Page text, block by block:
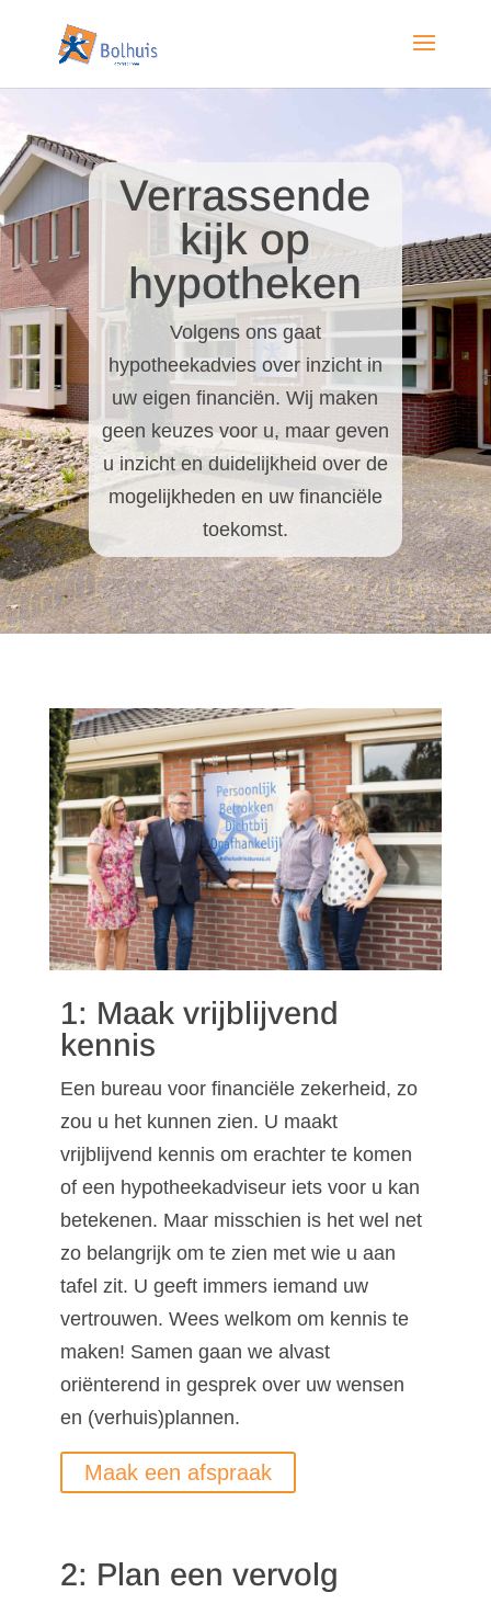
Verrassende
kijk op
hypotheken
Volgens ons gaat
hypotheekadvies over inzicht in
uw eigen financiën. Wij maken
geen keuzes voor u, maar geven
u inzicht en duidelijkheid over de
mogelijkheden en uw financiële
toekomst.
1: Maak vrijblijvend
kennis
Een bureau voor financiële zekerheid, zo
zou u het kunnen zien. U maakt
vrijblijvend kennis om erachter te komen
of een hypotheekadviseur iets voor u kan
betekenen. Maar misschien is het wel net
zo belangrijk om te zien met wie u aan
tafel zit. U geeft immers iemand uw
vertrouwen. Wees welkom om kennis te
maken! Samen gaan we alvast
oriënterend in gesprek over uw wensen
en (verhuis)plannen.
Maak een afspraak
2: Plan een vervolg